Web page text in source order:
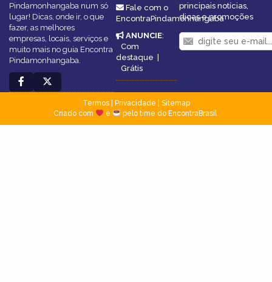
Pindamonhangaba num só
lugar! Dicas, onde ir, o que
fazer, as melhores
empresas, locais, serviços e
muito mais no guia Encontra
Pindamonhangaba.
Fale com o
EncontraPindamonhangaba
ANUNCIE:
Com
destaque |
Grátis
principais notícias,
dicas e promoções
Termos| Privacidade
Sitemap
Criado com
e pelo time do EncontraBrasil